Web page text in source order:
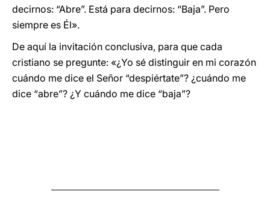
decirnos: “Abre”. Está para decirnos: “Baja”. Pero
siempre es Él».
De aquí la invitación conclusiva, para que cada
cristiano se pregunte: «¿Yo sé distinguir en mi corazón
cuándo me dice el Señor “despiértate”? ¿cuándo me
dice “abre”? ¿Y cuándo me dice “baja”?